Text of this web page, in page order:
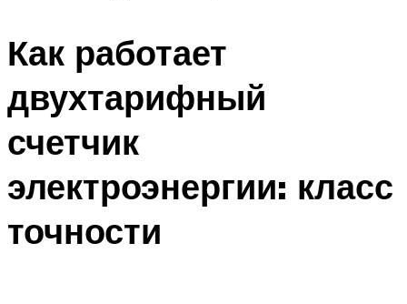
Как работает
двухтарифный
счетчик
электроэнергии: класс
точности